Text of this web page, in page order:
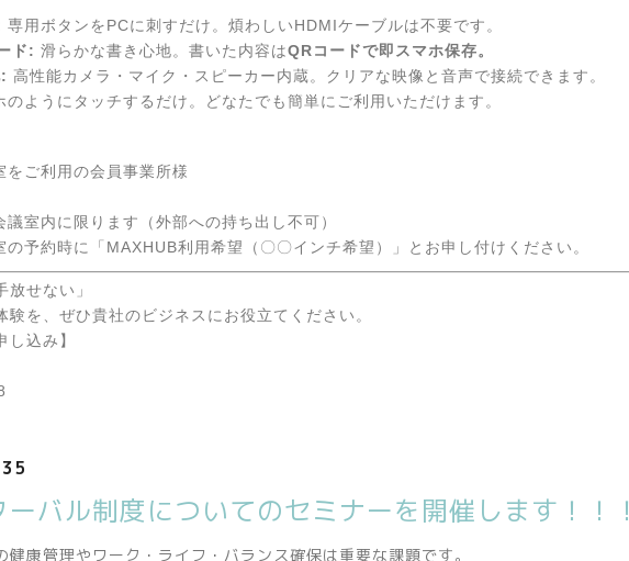
専用ボタンをPCに刺すだけ。煩わしいHDMIケーブルは不要です。
ド: 滑らかな書き心地。書いた内容はQRコードで即スマホ保存。
高性能カメラ・マイク・スピーカー内蔵。クリアな映像と音声で接続できます。
のようにタッチするだけ。どなたでも簡単にご利用いただけます。
をご利用の会員事業所様
議室内に限ります（外部への持ち出し不可）
の予約時に「MAXHUB利用希望（〇〇インチ希望）」とお申し付けください。
放せない」
験を、ぜひ貴社のビジネスにお役立てください。
し込み】
バル制度についてのセミナーを開催します！！！
健康管理やワーク・ライフ・バランス確保は重要な課題です。